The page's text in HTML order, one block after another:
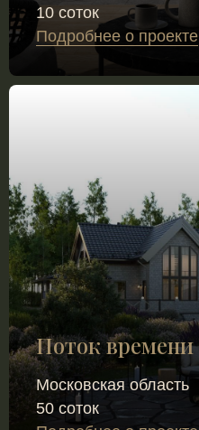
10 соток
Подробнее о проекте
Поток времени
Московская область
50 соток